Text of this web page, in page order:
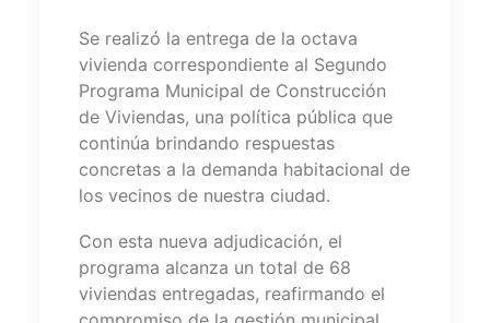
Se realizó la entrega de la octava
vivienda correspondiente al Segundo
Programa Municipal de Construcción
de Viviendas, una política pública que
continúa brindando respuestas
concretas a la demanda habitacional de
los vecinos de nuestra ciudad.
Con esta nueva adjudicación, el
programa alcanza un total de 68
viviendas entregadas, reafirmando el